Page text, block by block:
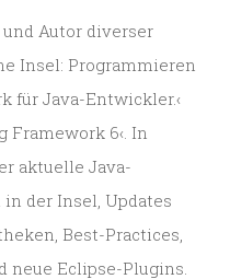
Autor diverser
Insel: Programmieren
für Java-Entwickler.‹
Framework 6‹. In
aktuelle Java-
der Insel, Updates
Best-Practices,
neue Eclipse-Plugins.